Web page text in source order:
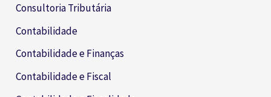
Consultoria Tributária
Contabilidade
Contabilidade e Finanças
Contabilidade e Fiscal